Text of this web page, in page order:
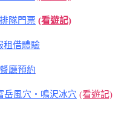
隊門票 (看遊記)
租借體驗
廳預約
岳風穴・鳴沢冰穴 (看遊記)